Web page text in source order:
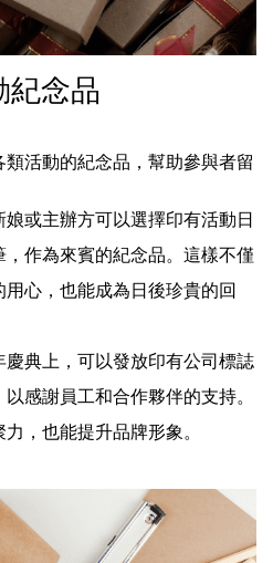
紀念品
活動的紀念品，幫助參與者留
娘或主辦方可以選擇印有活動日
作為來賓的紀念品。這樣不僅
心，也能成為日後珍貴的回
慶典上，可以發放印有公司標誌
感謝員工和合作夥伴的支持。
，也能提升品牌形象。